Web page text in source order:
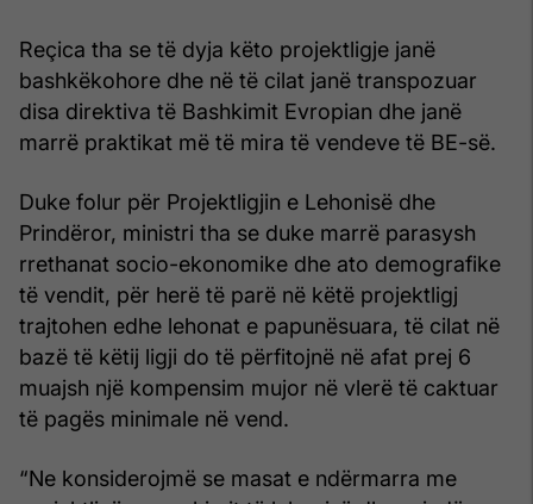
Reçica tha se të dyja këto projektligje janë
bashkëkohore dhe në të cilat janë transpozuar
disa direktiva të Bashkimit Evropian dhe janë
marrë praktikat më të mira të vendeve të BE-së.
Duke folur për Projektligjin e Lehonisë dhe
Prindëror, ministri tha se duke marrë parasysh
rrethanat socio-ekonomike dhe ato demografike
të vendit, për herë të parë në këtë projektligj
trajtohen edhe lehonat e papunësuara, të cilat në
bazë të këtij ligji do të përfitojnë në afat prej 6
muajsh një kompensim mujor në vlerë të caktuar
të pagës minimale në vend.
“Ne konsiderojmë se masat e ndërmarra me